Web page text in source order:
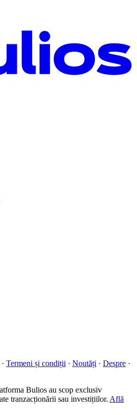
· Termeni și condiții · Noutăți · Despre ·
Bulios au scop exclusiv
tranzacționării sau investițiilor. Află